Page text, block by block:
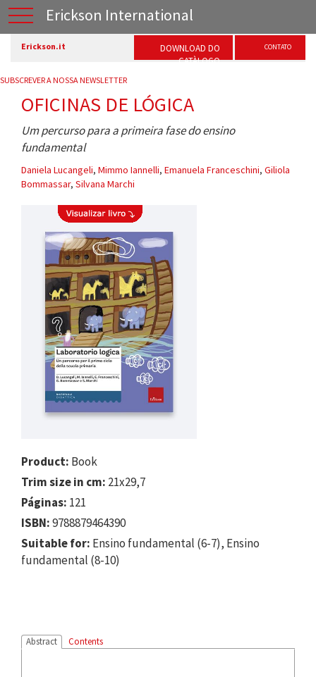
Erickson International
Erickson.it
DOWNLOAD DO
CATÀLOGO
CONTATO
SUBSCREVER A NOSSA NEWSLETTER
OFICINAS DE LÓGICA
Um percurso para a primeira fase do ensino
fundamental
Daniela Lucangeli, Mimmo Iannelli, Emanuela Franceschini, Giliola
Bommassar, Silvana Marchi
Product: Book
Trim size in cm: 21x29,7
Páginas: 121
ISBN:9788879464390
Suitable for: Ensino fundamental (6-7), Ensino
fundamental (8-10)
Abstract Contents